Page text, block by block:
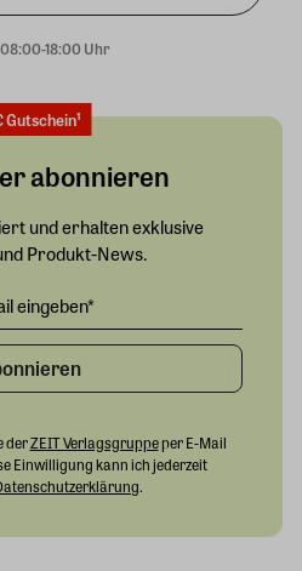
18:00 Uhr
Gutschein¹
abonnieren
und erhalten exklusive
Produkt-News.
derZEIT Verlagsgruppeper E-Mail
Einwilligung kann ich jederzeit
.